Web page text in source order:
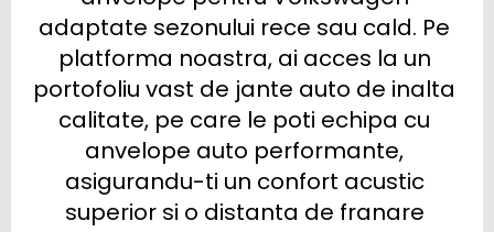
adaptate sezonului rece sau cald. Pe
platforma noastra, ai acces la un
portofoliu vast de jante auto de inalta
calitate, pe care le poti echipa cu
anvelope auto performante,
asigurandu-ti un confort acustic
superior si o distanta de franare